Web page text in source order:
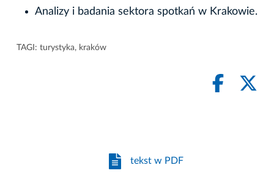
Analizy i badania sektora spotkań w Krakowie.
TAGI: turystyka, kraków
tekst w PDF